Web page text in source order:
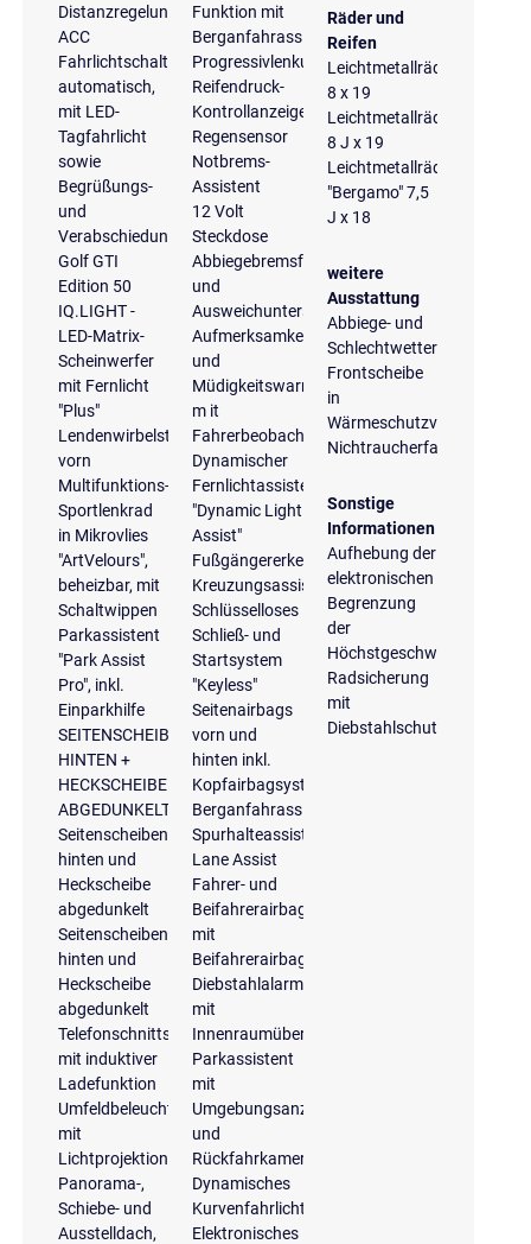
Distanzregelung
ACC
Fahrlichtschaltung
automatisch,
mit LED-
Tagfahrlicht
sowie
Begrüßungs-
und
Verabschiedungslicht
Golf GTI
Edition 50
IQ.LIGHT -
LED-Matrix-
Scheinwerfer
mit Fernlicht
"Plus"
Lendenwirbelstützen
vorn
Multifunktions-
Sportlenkrad
in Mikrovlies
"ArtVelours",
beheizbar, mit
Schaltwippen
Parkassistent
"Park Assist
Pro", inkl.
Einparkhilfe
SEITENSCHEIBEN
HINTEN +
HECKSCHEIBE
ABGEDUNKELT
Seitenscheiben
hinten und
Heckscheibe
abgedunkelt
Seitenscheiben
hinten und
Heckscheibe
abgedunkelt
Telefonschnittstelle
mit induktiver
Ladefunktion
Umfeldbeleuchtung
mit
Lichtprojektion
Panorama-,
Schiebe- und
Ausstelldach,
Funktion mit
Berganfahrassistent
Progressivlenkung
Reifendruck-
Kontrollanzeige
Regensensor
Notbrems-
Assistent
12 Volt
Steckdose
Abbiegebremsfunktion
und
Ausweichunterstützung
Aufmerksamkeits-
und
Müdigkeitswarnung
m it
Fahrerbeobachtungskamera
Dynamischer
Fernlichtassistent
"Dynamic Light
Assist"
Fußgängererkennung
Kreuzungsassistent
Schlüsselloses
Schließ- und
Startsystem
"Keyless"
Seitenairbags
vorn und
hinten inkl.
Kopfairbagsystem
Berganfahrassistent
Spurhalteassistent
Lane Assist
Fahrer- und
Beifahrerairbag
mit
Beifahrerairbagdeaktivierung
Diebstahlalarmanlage
mit
Innenraumüberwachung
Parkassistent
mit
Umgebungsanzeige
und
Rückfahrkamera
Dynamisches
Kurvenfahrlicht
Elektronisches
Räder und
Reifen
Leichtmetallräder
8 x 19
Leichtmetallräder
8 J x 19
Leichtmetallräder
"Bergamo" 7,5
J x 18
weitere
Ausstattung
Abbiege- und
Schlechtwetterlicht
Frontscheibe
in
Wärmeschutzverglasung
Nichtraucherfahrzeug
Sonstige
Informationen
Aufhebung der
elektronischen
Begrenzung
der
Höchstgeschwindigkeit
Radsicherung
mit
Diebstahlschutz